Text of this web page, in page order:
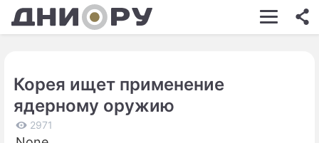
ШОУ-БИЗНЕС
КИНО
Корея ищет применение
ядерному оружию
2971